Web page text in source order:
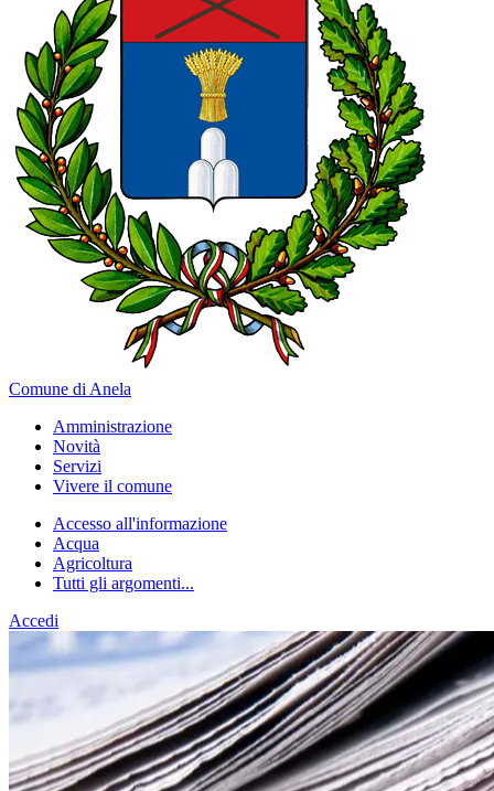
Comune di Anela
Amministrazione
Novità
Servizi
Vivere il comune
Accesso all'informazione
Acqua
Agricoltura
Tutti gli argomenti...
Accedi